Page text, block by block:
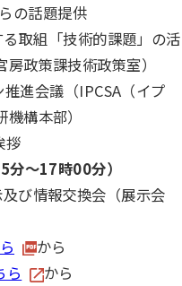
の話題提供
取組「技術的課題」の活
政策課技術政策室）
進会議（IPCSA（イプ
構本部）
拶
～17時00分）
び情報交換会（展示会
から
ら
から